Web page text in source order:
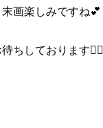
画楽しみですね💕︎
ちしております🙇‍♀️